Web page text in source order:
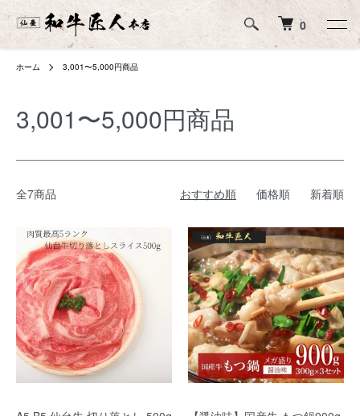
0
ホーム 3,001〜5,000円商品
3,001〜5,000円商品
全7商品 おすすめ順 価格順 新着順